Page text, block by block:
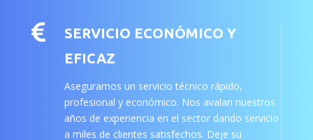

SERVICIO ECONÓMICO Y
EFICAZ
Aseguramos un servicio técnico rápido,
profesional y económico. Nos avalan nuestros
años de experiencia en el sector dando servicio
a miles de clientes satisfechos. Deje su